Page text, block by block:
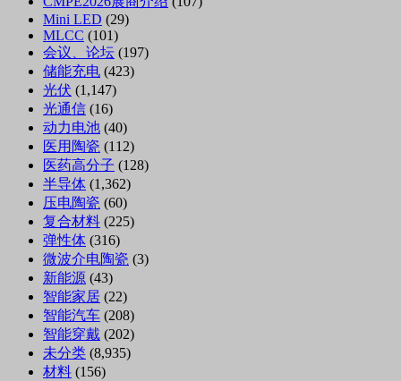
Mini LED (29)
MLCC (101)
会议、论坛 (197)
储能充电 (423)
光伏 (1,147)
光通信 (16)
动力电池 (40)
医用陶瓷 (112)
医药高分子 (128)
半导体 (1,362)
压电陶瓷 (60)
复合材料 (225)
弹性体 (316)
微波介电陶瓷 (3)
新能源 (43)
智能家居 (22)
智能汽车 (208)
智能穿戴 (202)
未分类 (8,935)
材料 (156)